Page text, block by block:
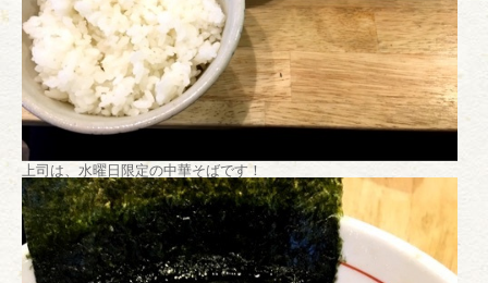
上司は、水曜日限定の中華そばです！